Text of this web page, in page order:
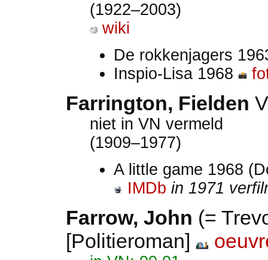
(1922–2003)
wiki
De rokkenjagers
Inspio-Lisa 1968
Farrington, Fielden
niet in VN vermeld
(1909–1977)
A little game 1968
IMDb in 1971
Farrow, John (=
[Politieroman]